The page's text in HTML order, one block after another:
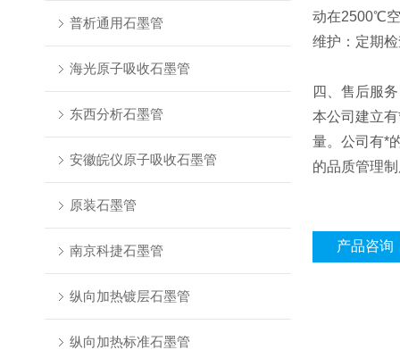
普析通用石墨管
海光原子吸收石墨管
东西分析石墨管
安徽皖仪原子吸收石墨管
原装石墨管
南京科捷石墨管
纵向加热镀层石墨管
纵向加热标准石墨管
动在2500℃
维护：定期
四、售后服
本公司建立
量。公司有*
的品质管理
产品咨询